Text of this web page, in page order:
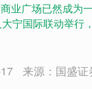
业广场已然成为
宁国际联动举行
来源：国盛证